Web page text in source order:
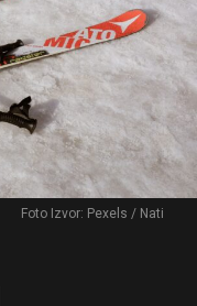
Foto Izvor: Pexels / Nati